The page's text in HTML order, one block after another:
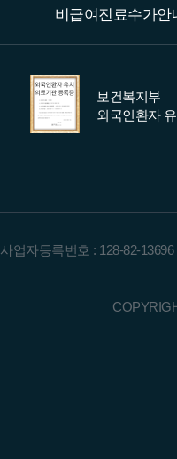
비급여진료수가안
보건복지부
외국인환자
사업자등록번호 : 128-82-13696